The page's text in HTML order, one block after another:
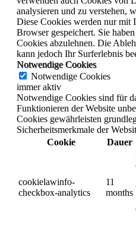
analysieren und zu verstehen,
Diese Cookies werden nur mit
Browser gespeichert. Sie
Cookies abzulehnen. Die
kann jedoch Ihr Surferlebnis
Notwendige Cookies
Notwendige Cookies
immer aktiv
Notwendige Cookies sind für
Funktionieren der Website
Cookies gewährleisten
Sicherheitsmerkmale der
Cookie
Dauer
cookielawinfo-
checkbox-analytics
11
months